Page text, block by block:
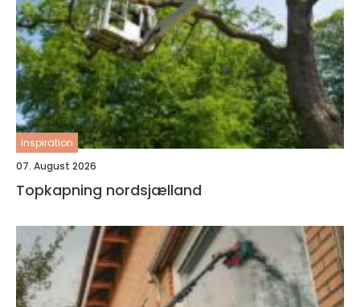
inspiration
07. August 2026
Topkapning nordsjælland